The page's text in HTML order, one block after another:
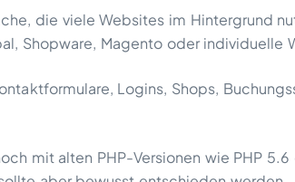
die viele Websites im Hintergrund
Shopware, Magento oder individuelle
Logins, Shops,
mit alten PHP-Versionen wie PHP